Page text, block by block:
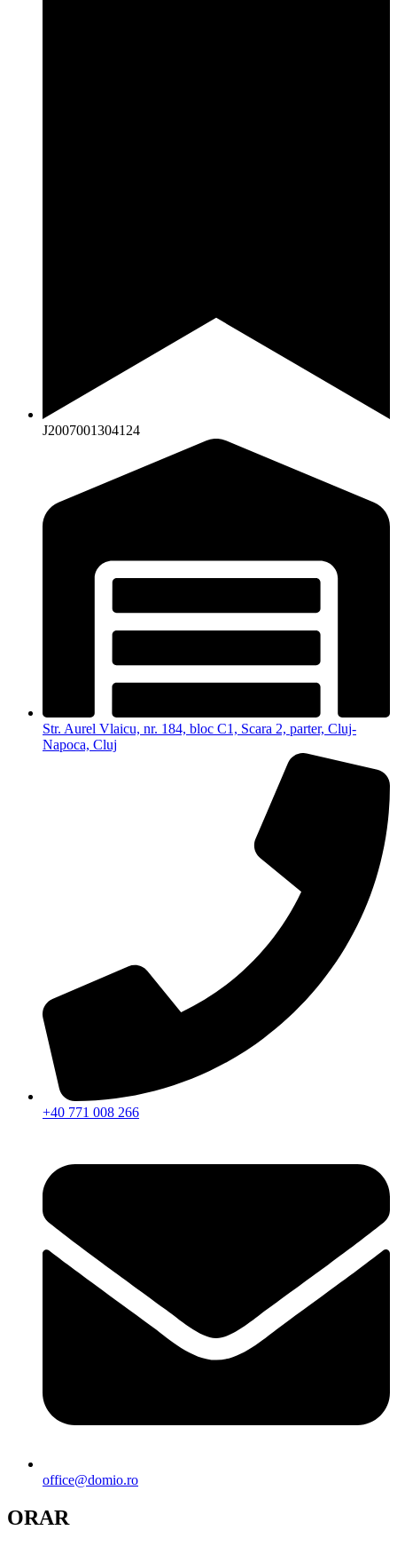
J2007001304124
Str. Aurel Vlaicu, nr. 184, bloc C1, Scara 2, parter, Cluj-
Napoca, Cluj
+40 771 008 266
office@domio.ro
ORAR